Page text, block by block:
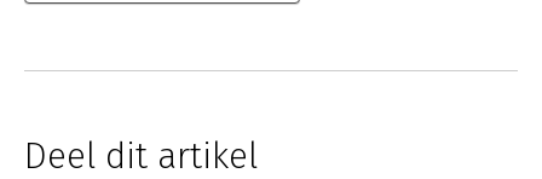
Deel dit artikel